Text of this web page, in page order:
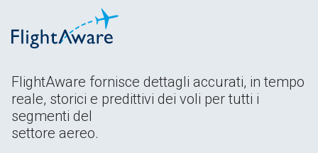
FlightAware fornisce dettagli accurati, in tempo
reale, storici e predittivi dei voli per tutti i
segmenti del
settore aereo.